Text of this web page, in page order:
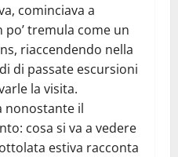
cominciava a
tremula come un
riaccendendo nella
di passate escursioni
la visita.
nonostante il
cosa si va a vedere
estiva racconta